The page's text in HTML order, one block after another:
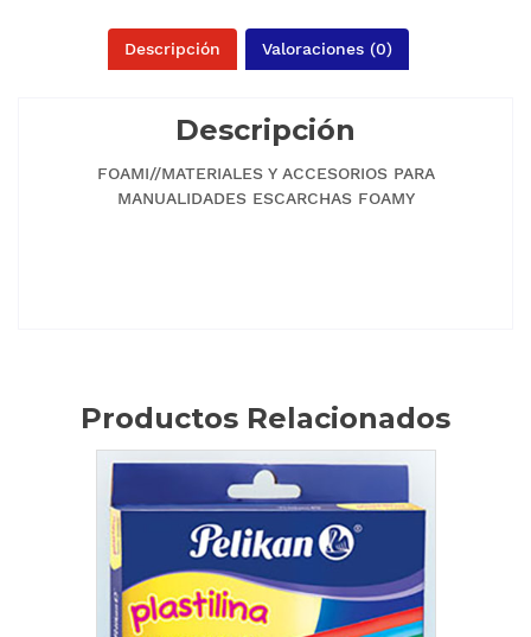
Descripción Valoraciones (0)
Descripción
FOAMI//MATERIALES Y ACCESORIOS PARA
MANUALIDADES ESCARCHAS FOAMY
Productos Relacionados